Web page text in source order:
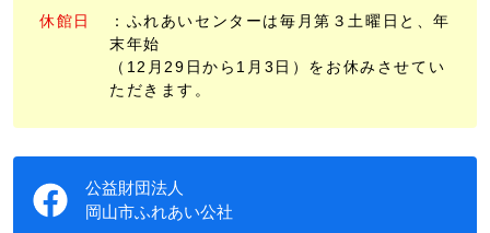
休館日
：ふれあいセンターは毎月第３土曜日と、年
末年始
（12月29日から1月3日）をお休みさせてい
ただきます。
公益財団法人
岡山市ふれあい公社